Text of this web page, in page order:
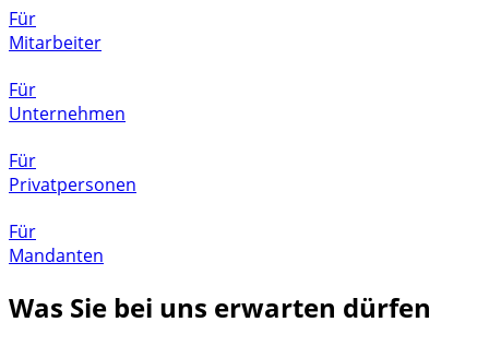
Für
Mitarbeiter
Für
Unternehmen
Für
Privatpersonen
Für
Mandanten
Was Sie bei uns erwarten dürfen